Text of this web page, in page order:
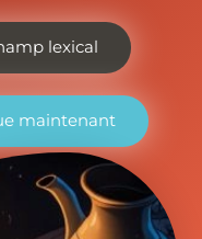
lexical
maintenant